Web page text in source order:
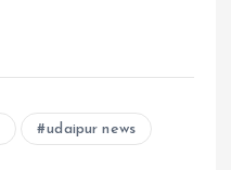
udaipur news